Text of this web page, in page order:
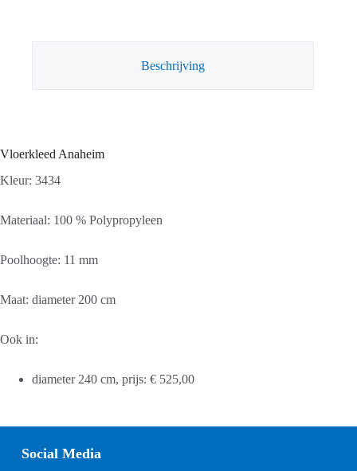
Beschrijving
Vloerkleed Anaheim
Kleur: 3434
Materiaal: 100 % Polypropyleen
Poolhoogte: 11 mm
Maat: diameter 200 cm
Ook in:
diameter 240 cm, prijs: € 525,00
Social Media